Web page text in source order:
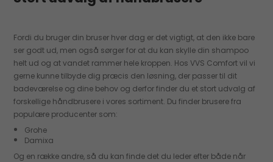
Fordi du bruger din bruser hver dag er det vigtigt, at den ikke bare
ser godt ud, men også sørger for at du kan skylle din shampoo
helt ud og at vandet rammer hele kroppen. Hos VVS Comfort vil vi
gerne kunne tilbyde dig præcis den løsning, der passer til dit
badeværelse og dine behov og derfor finder du et stort udvalg af
forskellige håndbrusere i vores sortiment. Du finder brusere fra
populære producenter som:
Grohe
Damixa
Og en række andre, så du kan finde det du leder efter både når